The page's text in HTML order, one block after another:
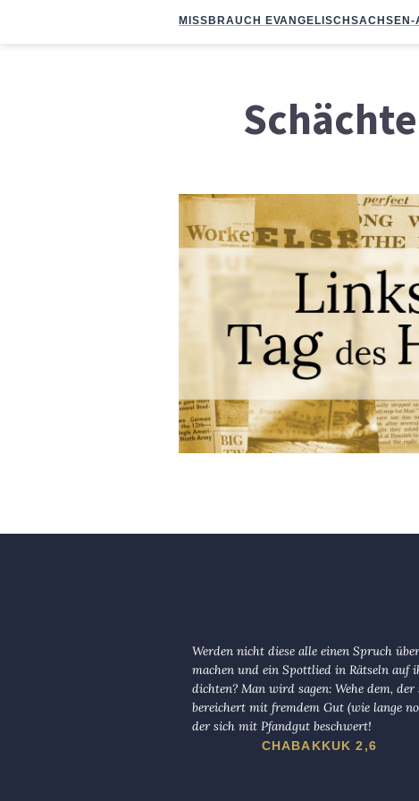
MISSBRAUCH EVANGELISCHSACHSEN-
Werden nicht diese alle einen Spruch
machen und ein Spottlied in Rätseln auf
dichten? Man wird sagen: Wehe dem, der
bereichert mit fremdem Gut (wie lange
der sich mit Pfandgut beschwert!
CHABAKKUK 2,6